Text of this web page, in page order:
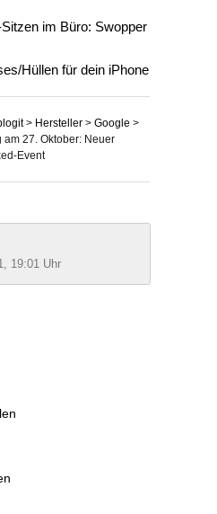
im Büro: Swopper
Hüllen für dein iPhone
> Hersteller > Google >
am 27. Oktober: Neuer
Event
19:01 Uhr